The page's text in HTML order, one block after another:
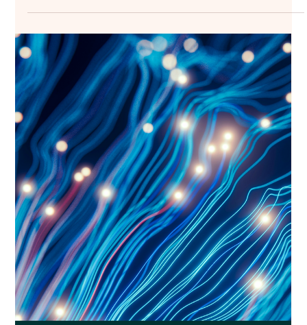
immédiate : on arrive avec ses